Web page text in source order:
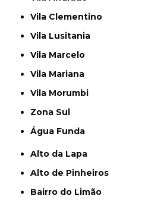
Vila Clementino
Vila Lusitania
Vila Marcelo
Vila Mariana
Vila Morumbi
Zona Sul
Água Funda
Alto da Lapa
Alto de Pinheiros
Bairro do Limão